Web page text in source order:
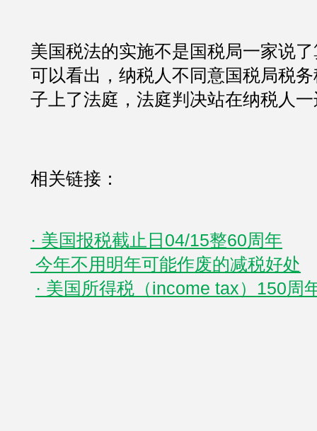
美国税法的实施不是国税局一家说
可以看出，纳税人不同意国税局税
子上了法庭，法庭判决站在纳税人
相关链接：
· 美国报税截止日04/15整60周年
今年不用明年可能作废的减税好处
· 美国所得税（income tax）150周